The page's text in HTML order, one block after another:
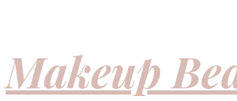
Makeup